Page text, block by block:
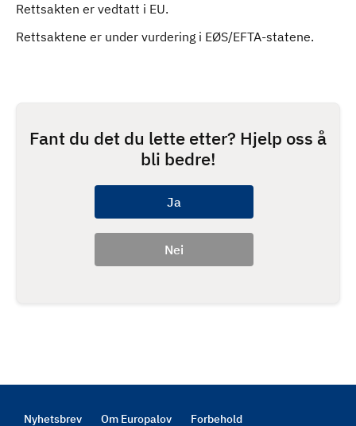
Rettsakten er vedtatt i EU.
Rettsaktene er under vurdering i EØS/EFTA-statene.
Fant du det du lette etter? Hjelp oss å
bli bedre!
Nyhetsbrev Om Europalov Forbehold